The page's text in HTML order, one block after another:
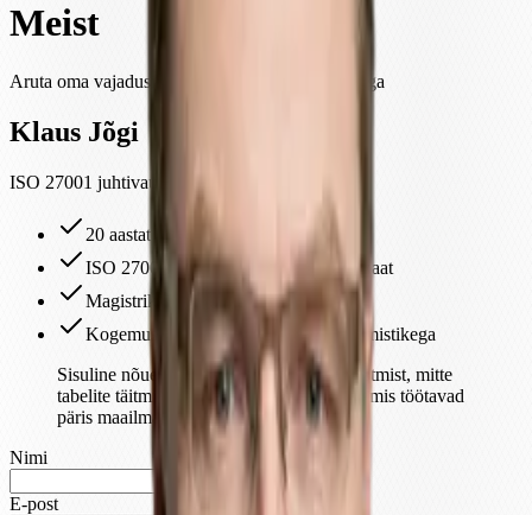
Meist
Aruta oma vajadusi sertifitseeritud ISO audiitoriga
Klaus Jõgi
ISO 27001 juhtivaudiitor ja konsultant
20 aastat kogemust IT-s ja infoturbes
ISO 27001:2022 Lead Auditor sertifikaat
Magistrikraad IT juhtimises
Kogemus Eesti ja rahvusvaheliste raamistikega
Sisuline nõuetele vastavus eeldab äri mõistmist, mitte
tabelite täitmist. Loome turbeprogramme, mis töötavad
päris maailmas.
Nimi
E-post